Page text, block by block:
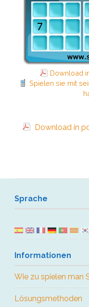
Download
Spielen sie mit
Download in
Sprache
Informationen
Wie zu spielen man
Lösungsmethoden